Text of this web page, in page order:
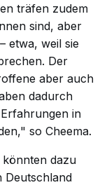
träfen zudem
sind, aber
etwa, weil sie
Der
aber auch
dadurch
in
so Cheema.
könnten dazu
Deutschland